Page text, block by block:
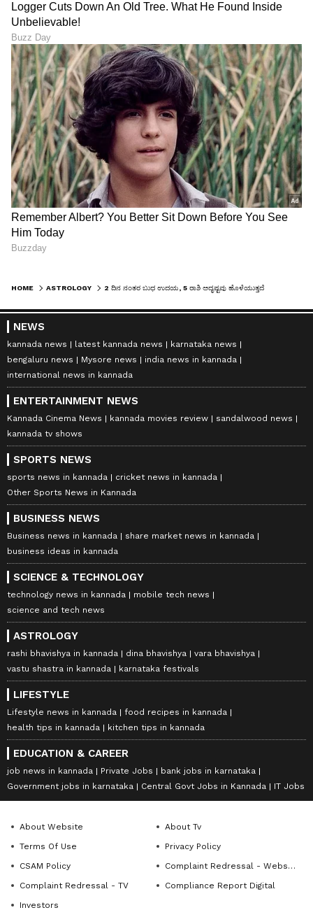
HOME ASTROLOGY
NEWS
kannada news latest kannada news
karnataka news
bengaluru news
Mysore news
india news in kannada
international news in kannada
ENTERTAINMENT NEWS
Kannada Cinema News kannada movies review
sandalwood news
kannada tv shows
SPORTS NEWS
sports news in kannada
cricket news in kannada
Other Sports News in Kannada
BUSINESS NEWS
Business news in kannada
share market news in kannada
business ideas in kannada
SCIENCE & TECHNOLOGY
technology news in kannada
mobile tech news
science and tech news
ASTROLOGY
rashi bhavishya in kannada dina bhavishya
vara bhavishya
vastu shastra in kannada
karnataka festivals
LIFESTYLE
Lifestyle news in kannada
food recipes in kannada
health tips in kannada
kitchen tips in kannada
EDUCATION & CAREER
job news in kannada Private Jobs
bank jobs in karnataka
Government jobs in karnataka
Central Govt Jobs in Kannada IT Jobs
About Website
About Tv
Terms Of Use
Privacy Policy
CSAM Policy
Complaint Redressal - Website
Complaint Redressal - TV
Compliance Report Digital
Investors